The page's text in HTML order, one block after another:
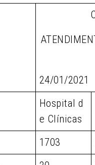
24/01/
Hospital d
e Clínicas
1703